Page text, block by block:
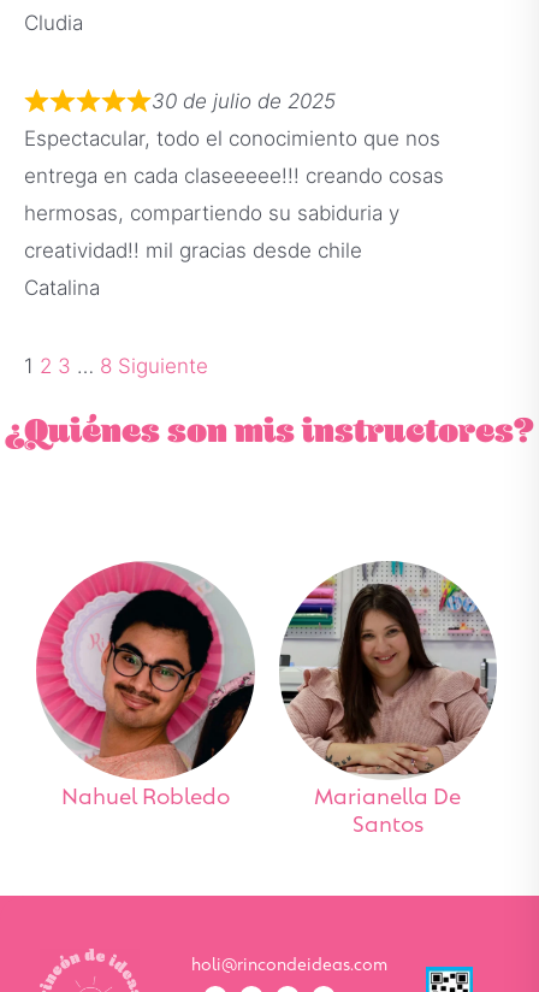
Cludia
30 de julio de 2025
Espectacular, todo el conocimiento que nos
entrega en cada claseeeee!!! creando cosas
hermosas, compartiendo su sabiduria y
creatividad!! mil gracias desde chile
Catalina
1 2 3 … 8 Siguiente
¿Quiénes son mis instructores?
Nahuel Robledo
Marianella De
Santos
holi@rincondeideas.com